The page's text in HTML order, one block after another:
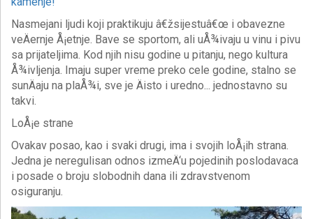
Nasmejani ljudi koji praktikuju â€žsijestuâ€œ i obavezne
veÄernje Å¡etnje. Bave se sportom, ali uÅ¾ivaju u vinu i pivu
sa prijateljima. Kod njih nisu godine u pitanju, nego kultura
Å¾ivljenja. Imaju super vreme preko cele godine, stalno se
sunÄaju na plaÅ¾i, sve je Äisto i uredno... jednostavno su
takvi.
LoÅ¡e strane
Ovakav posao, kao i svaki drugi, ima i svojih loÅ¡ih strana.
Jedna je neregulisan odnos izmeÄ‘u pojedinih poslodavaca
i posade o broju slobodnih dana ili zdravstvenom
osiguranju.